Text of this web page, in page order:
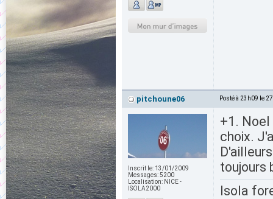
pitchoune06 Posté à 23h09 le
Inscrit le: 13/01/2009
Messages:5200
Localisation: NICE -
ISOLA2000
+1.
choix.
toujours
Isola